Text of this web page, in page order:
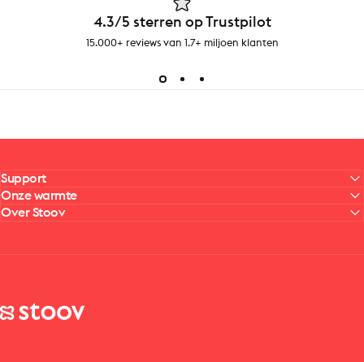
4.3/5 sterren op Trustpilot
15.000+ reviews van 1.7+ miljoen klanten
Support
Onze warmte
Over Stoov
Stoov® | Cordless Heated Cushions & Blankets